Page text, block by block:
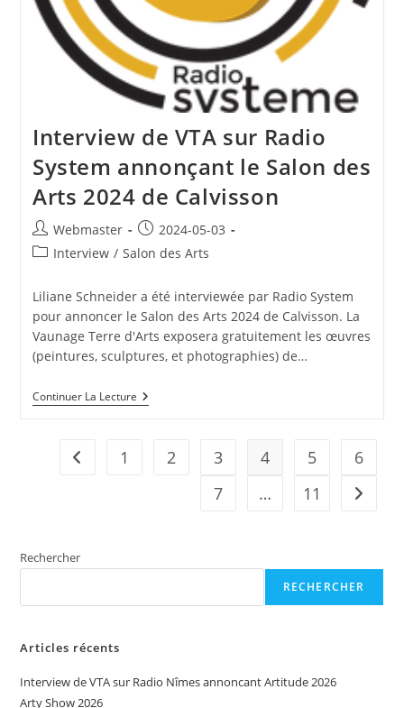
Interview de VTA sur Radio
System annonçant le Salon des
Arts 2024 de Calvisson
Auteur/autrice
de
Webmaster
Publication
publiée :
2024-05-03
PostInterview / Salon des Arts
Liliane Schneider a été interviewée par Radio System
pour annoncer le Salon des Arts 2024 de Calvisson. La
Vaunage Terre d'Arts exposera gratuitement les œuvres
(peintures, sculptures, et photographies) de…
Continuer La LectureInterview
De
Radio
System
De
Go to the previous page
1 2 3 4 5
6
7
… 11 Aller à
Rechercher
RECHERCHER
Articles récents
Interview de VTA sur Radio Nîmes annoncant Artitude 2026
Arty Show 2026